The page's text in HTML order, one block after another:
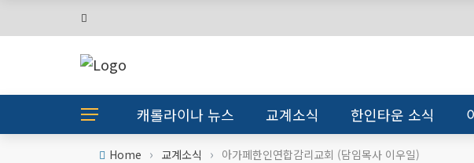
캐롤라이나 뉴스 교계소식 한인타운 소식
Home › 교계소식 › 아가페한인연합감리교회 (담임목사 이우일)